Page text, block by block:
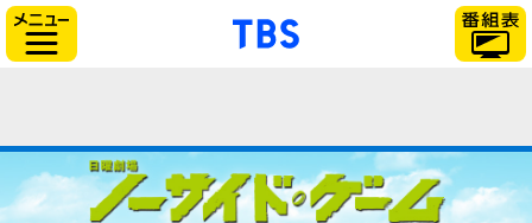
「TBSテレビ」トップ